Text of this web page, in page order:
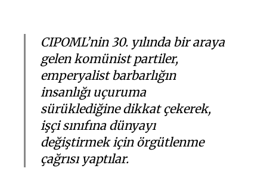
CIPOML’nin 30. yılında bir araya
gelen komünist partiler,
emperyalist barbarlığın
insanlığı uçuruma
sürüklediğine dikkat çekerek,
işçi sınıfına dünyayı
değiştirmek için örgütlenme
çağrısı yaptılar.